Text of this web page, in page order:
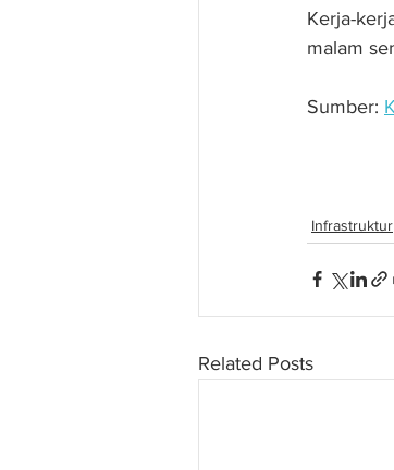
Kerja-
malam
Sumber:
Infrastruktur
Related Posts